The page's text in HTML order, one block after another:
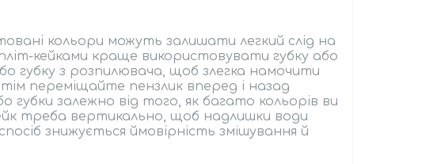
кольори можуть залишати легкий слід на
кейками краще використовувати губку або
губку з розпилювача, щоб злегка намочити
переміщайте пензлик вперед і назад
залежно від того, як багато кольорів ви
треба вертикально, щоб надлишки води
знижується ймовірність змішування й